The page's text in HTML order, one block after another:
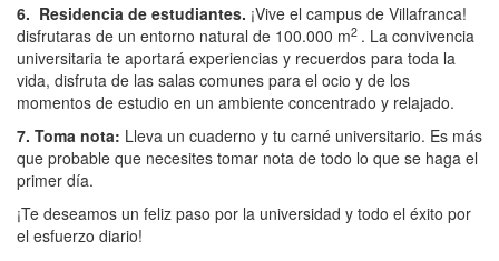
6. Residencia de estudiantes. ¡Vive el campus de Villafranca!
disfrutaras de un entorno natural de 100.000 m2 . La convivencia
universitaria te aportará experiencias y recuerdos para toda la
vida, disfruta de las salas comunes para el ocio y de los
momentos de estudio en un ambiente concentrado y relajado.
7. Toma nota: Lleva un cuaderno y tu carné universitario. Es más
que probable que necesites tomar nota de todo lo que se haga el
primer día.
¡Te deseamos un feliz paso por la universidad y todo el éxito por
el esfuerzo diario!